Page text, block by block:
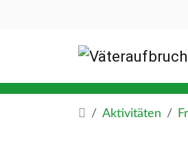
Aktivitäten